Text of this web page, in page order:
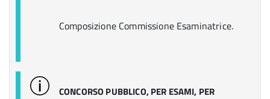
Composizione Commissione Esaminatrice.
CONCORSO PUBBLICO, PER ESAMI, PER